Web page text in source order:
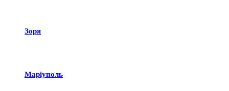
Зоря
Маріуполь